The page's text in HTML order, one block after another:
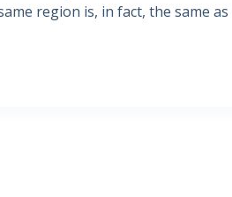
region is, in fact, the same as